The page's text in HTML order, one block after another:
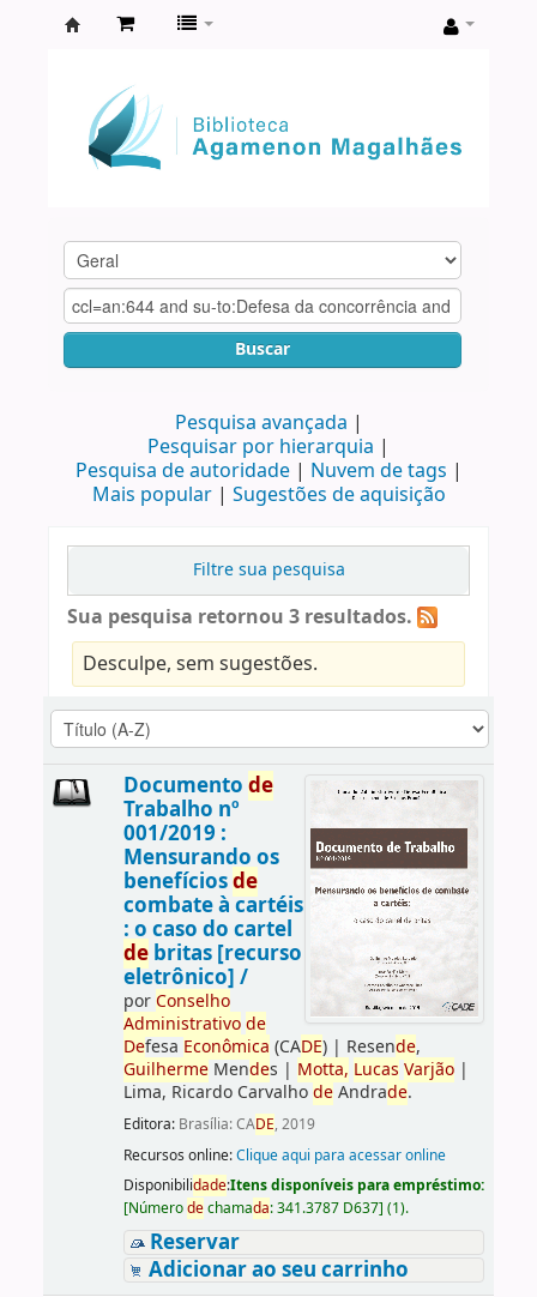
Agamenon
Magalhães
Buscar
Pesquisa avançada
Pesquisar por hierarquia
Pesquisa de autoridade
Nuvem de tags
Mais popular
Sugestões de aquisição
Filtre sua pesquisa
Sua pesquisa retornou 3 resultados.
Desculpe, sem sugestões.
Documento de
Trabalho nº
001/2019 :
Mensurando os
benefíciosde
combate à cartéis
: o caso do cartel
debritas [recurso
eletrônico] /
porConselho
Administrativo de
Defesa Econômica (CADE)| Resende,
GuilhermeMendes | Motta, Lucas Varjão|
Lima, Ricardo CarvalhodeAndrade.
Editora: Brasília: CADE, 2019
Recursos online:Clique aqui para acessar online
Disponibilidade:Itens disponíveis para empréstimo:
[Númerodechamada:341.3787 D637] (1).
Reservar
Adicionar ao seu carrinho